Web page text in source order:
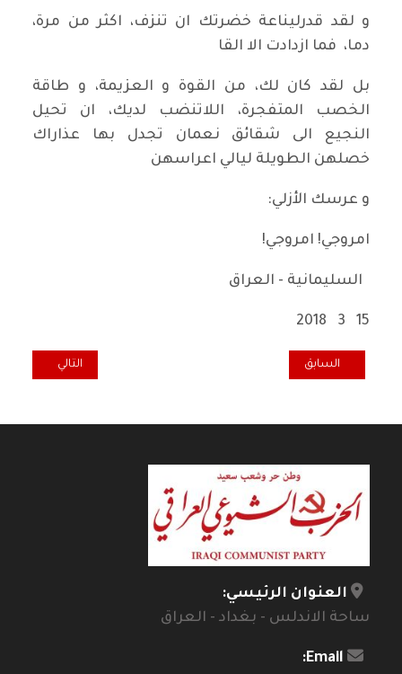
و لقد قدرليناعة خضرتك ان تنزف، اكثر من مرة،
دما، فما ازدادت الا القا
بل لقد كان لك، من القوة و العزيمة، و طاقة
الخصب المتفجرة، اللاتنضب لديك، ان تحيل
النجيع الى شقائق نعمان تجدل بها عذاراك
خصلهن الطويلة ليالي اعراسهن
و عرسك الأزلي:
امروجي! امروجي!
السليمانية - العراق
15 3 2018
المقال السابق: "يوليانا".. تقشير سردي بنكهة ساخرة
السابق المقال التالي:
التالي
العنوان الرئيسي:
ساحة الاندلس - بغداد - العراق
Email: